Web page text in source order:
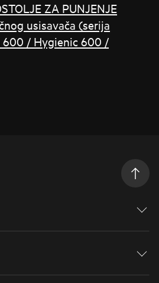
ZA PUNJENJE
usisavača (serija
600 / Hygienic 600 /